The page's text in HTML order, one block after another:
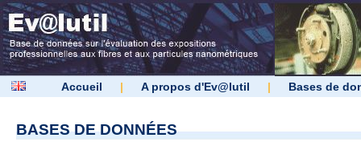
Accueil | A propos d'Ev@lutil | Bases de
BASES DE DONNÉES